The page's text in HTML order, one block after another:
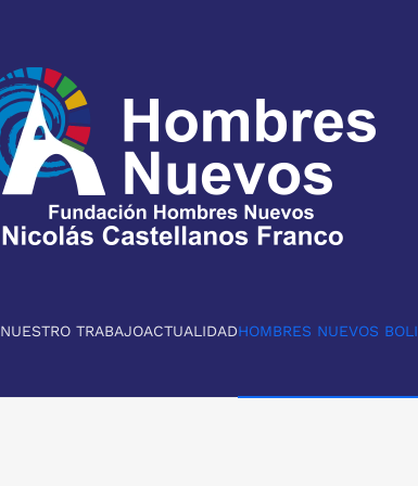
NUESTRO TRABAJOACTUALIDADHOMBRES NUEVOS